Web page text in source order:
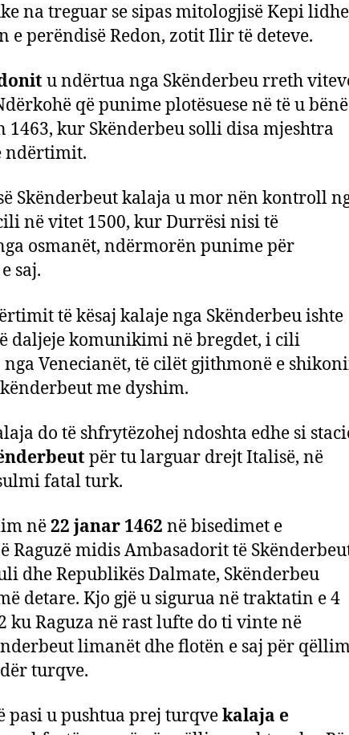
na treguar se sipas mitologjisë Kepi
e perëndisë Redon, zotit Ilir të deteve.
u ndërtua nga Skënderbeu rreth
që punime plotësuese në të u bënë
1463, kur Skënderbeu solli disa mjeshtra
ndërtimit.
Skënderbeut kalaja u mor nën kontroll
në vitet 1500, kur Durrësi nisi të
osmanët, ndërmorën punime për
saj.
të kësaj kalaje nga Skënderbeu ishte
daljeje komunikimi në bregdet, i cili
Venecianët, të cilët gjithmonë e
me dyshim.
do të shfrytëzohej ndoshta edhe si
për tu larguar drejt Italisë, në
fatal turk.
në22 janar 1462 në bisedimet e
Raguzë midis Ambasadorit të
dhe Republikës Dalmate, Skënderbeu
detare. Kjo gjë u sigurua në traktatin e 4
ku Raguza në rast lufte do ti vinte në
limanët dhe flotën e saj për
turqve.
pasi u pushtua prej turqvekalaja e